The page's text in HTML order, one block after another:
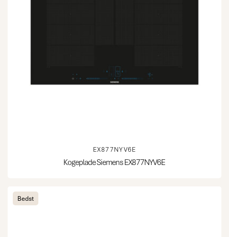
EX877NYV6E
Kogeplade Siemens EX877NYV6E
Bedst